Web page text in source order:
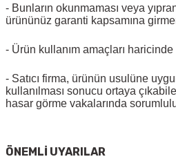
- Bunların okunmaması veya
ürününüz garanti kapsamına
- Ürün kullanım amaçları haricinde
- Satıcı firma, ürünün usulüne
kullanılması sonucu ortaya
hasar görme vakalarında
ÖNEMLİ UYARILAR